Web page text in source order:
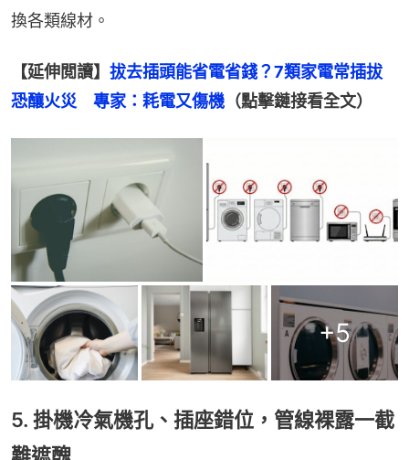
換各類線材。
【延伸閲讀】 拔去插頭能省電省錢？7類家電常插拔
恐釀火災　專家：耗電又傷機 （點擊鏈接看全文）
+5
5. 掛機冷氣機孔、插座錯位，管線裸露一截